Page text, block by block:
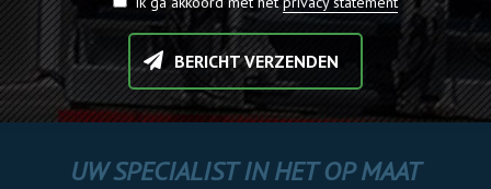
BERICHT VERZENDEN
UW SPECIALIST IN HET OP MAAT